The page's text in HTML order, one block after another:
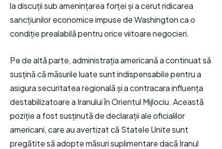
la discuții sub amenințarea forței și a cerut ridicarea
sancțiunilor economice impuse de Washington ca o
condiție prealabilă pentru orice viitoare negocieri.
Pe de altă parte, administrația americană a continuat să
susțină că măsurile luate sunt indispensabile pentru a
asigura securitatea regională și a contracara influența
destabilizatoare a Iranului în Orientul Mijlociu. Această
poziție a fost susținută de declarații ale oficialilor
americani, care au avertizat că Statele Unite sunt
pregătite să adopte măsuri suplimentare dacă Iranul